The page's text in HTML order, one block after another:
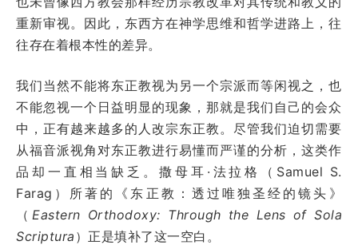
重新审视。因此，东西方在神学思维和哲学进路上，往
往存在着根本性的差异。
我们当然不能将东正教视为另一个宗派而等闲视之，也
不能忽视一个日益明显的现象，那就是我们自己的会众
中，正有越来越多的人改宗东正教。尽管我们迫切需要
从福音派视角对东正教进行易懂而严谨的分析，这类作
品却一直相当缺乏。撒母耳·法拉格（Samuel S.
Farag）所著的《东正教：透过唯独圣经的镜头》
（ Eastern Orthodoxy: Through the Lens of Sola
Scriptura ）正是填补了这一空白。